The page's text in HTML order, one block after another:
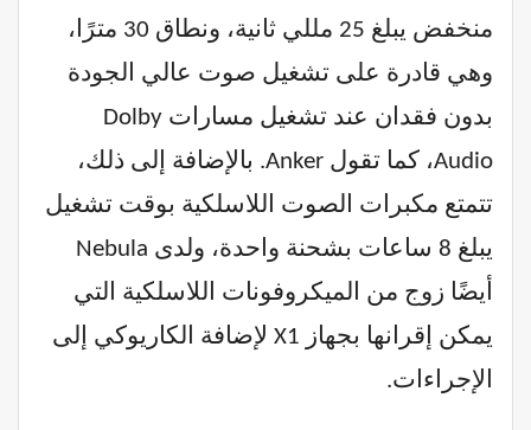
منخفض يبلغ 25 مللي ثانية، ونطاق 30 مترًا،
وهي قادرة على تشغيل صوت عالي الجودة
بدون فقدان عند تشغيل مسارات Dolby
Audio، كما تقول Anker. بالإضافة إلى ذلك،
تتمتع مكبرات الصوت اللاسلكية بوقت تشغيل
يبلغ 8 ساعات بشحنة واحدة، ولدى Nebula
أيضًا زوج من الميكروفونات اللاسلكية التي
يمكن إقرانها بجهاز X1 لإضافة الكاريوكي إلى
الإجراءات.